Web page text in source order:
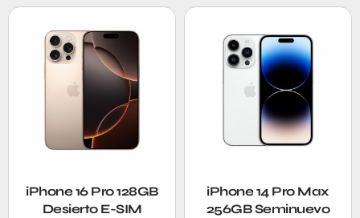
iPhone 16 Pro 128GB
Desierto E-SIM
iPhone 14 Pro Max
256GB Seminuevo